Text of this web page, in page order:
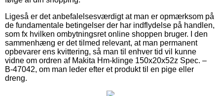
Ligeså er det anbefalelsesværdigt at man er opmærksom på
de fundamentale betingelser der har indflydelse på handlen,
som fx hvilken ombytningsret online shoppen bruger. I den
sammenhæng er det tilmed relevant, at man permanent
opbevarer ens kvittering, så man til enhver tid vil kunne
vidne om ordren af Makita Hm-klinge 150x20x52z Spec. –
B-47042, om man leder efter et produkt til en pige eller
dreng.